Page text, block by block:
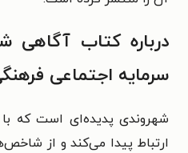
دربارهکتاب آگاهی
سرمایه اجتماعی
شهروندی پدیده‌ای است که
ارتباط پیدا می‌کند و از